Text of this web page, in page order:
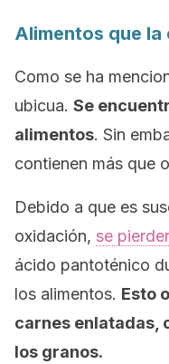
Alimentos que la
Como se ha
ubicua. Se
alimentos. Sin
contienen más que
Debido a que es
oxidación, se
ácido pantoténico
los alimentos. Esto
carnes enlatadas,
los granos.